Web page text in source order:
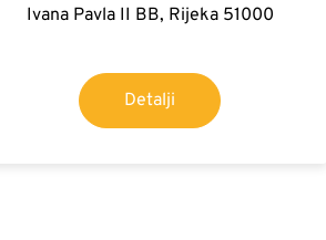
Ivana Pavla II BB, Rijeka 51000
Detalji